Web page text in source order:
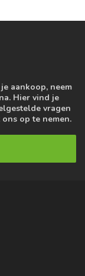
aankoop, neem
Hier vind je
vragen
op te nemen.